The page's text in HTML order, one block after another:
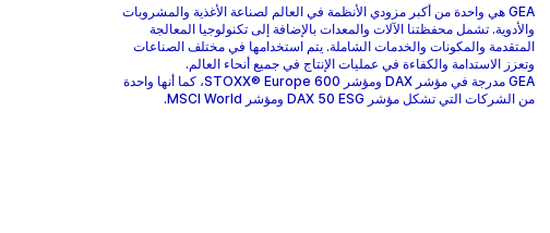
GEA هي واحدة من أكبر مزودي الأنظمة في العالم لصناعة الأغذية والمشروبات
والأدوية. تشمل محفظتنا الآلات والمعدات بالإضافة إلى تكنولوجيا المعالجة
المتقدمة والمكونات والخدمات الشاملة. يتم استخدامها في مختلف الصناعات
وتعزز الاستدامة والكفاءة في عمليات الإنتاج في جميع أنحاء العالم.
GEA مدرجة في مؤشر DAX ومؤشر STOXX® Europe 600، كما أنها واحدة
من الشركات التي تشكل مؤشر DAX 50 ESG ومؤشر MSCI World.